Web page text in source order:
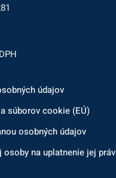
údajov
súborov cookie (EÚ)
osobných údajov
na uplatnenie jej práv